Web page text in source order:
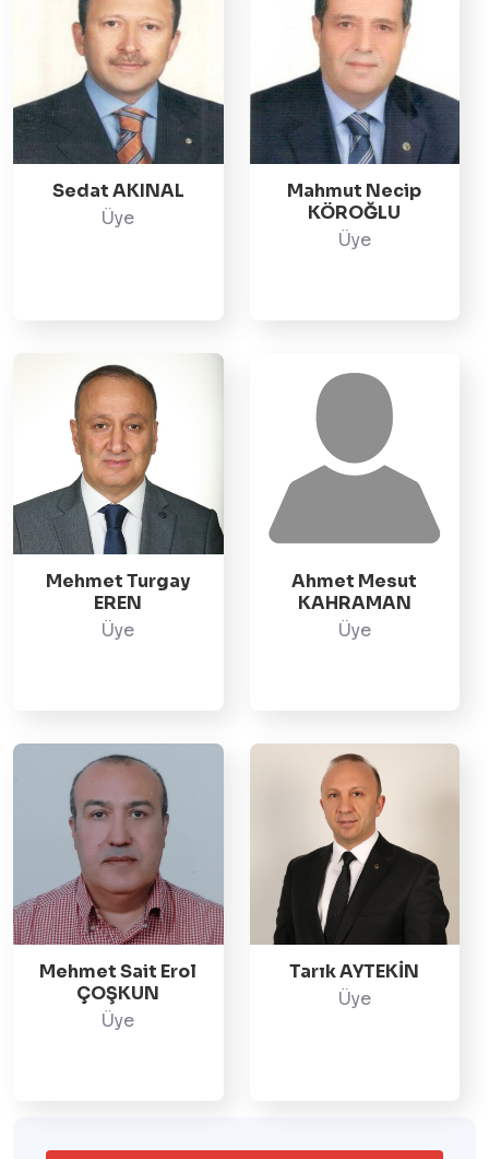
Sedat AKINAL
Üye
Mahmut Necip
KÖROĞLU
Üye
Mehmet Turgay
EREN
Üye
Ahmet Mesut
KAHRAMAN
Üye
Mehmet Sait Erol
ÇOŞKUN
Üye
Tarık AYTEKİN
Üye